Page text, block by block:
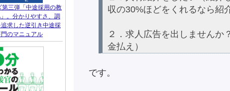
収の30%ほどをくれるなら紹
２．求人広告を出しませんか
金払え）
です。
第三弾「中途採用の教
。分かりやすさ、調
求した逆引き中途採
門のマニュアル